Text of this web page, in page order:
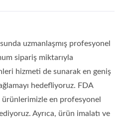
uzmanlaşmış profesyonel
sipariş miktarıyla
hizmeti de sunarak en geniş
hedefliyoruz. FDA
en profesyonel
Ayrıca, ürün imalatı ve